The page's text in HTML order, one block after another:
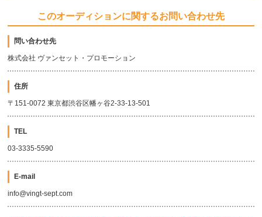
このオーディションに関するお問い合わせ先
問い合わせ先
株式会社 ヴァンセット・プロモーション
住所
〒151-0072 東京都渋谷区幡ヶ谷2-33-13-501
TEL
03-3335-5590
E-mail
info@vingt-sept.com